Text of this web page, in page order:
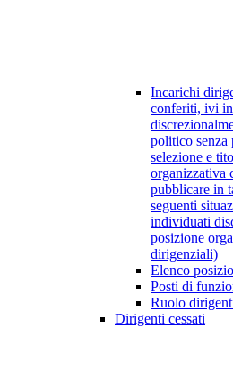
Incarichi
conferiti, ivi
politico senza
selezione e
organizzativa
pubblicare in
seguenti
individuati
posizione
dirigenziali)
Elenco
Posti di
Ruolo
Dirigenti cessati